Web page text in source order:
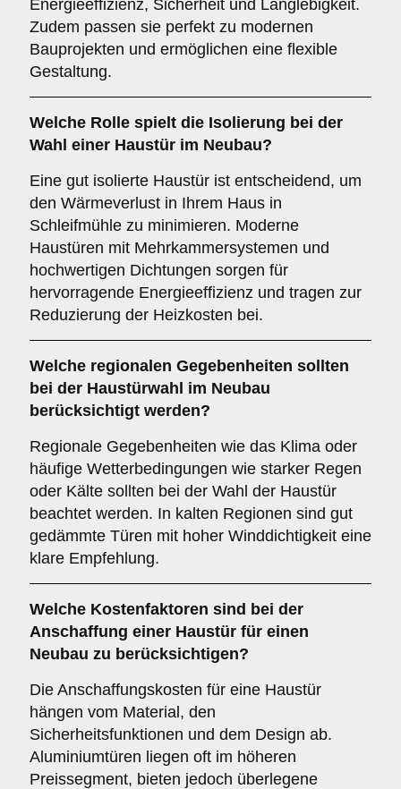
Energieeffizienz, Sicherheit und Langlebigkeit.
Zudem passen sie perfekt zu modernen
Bauprojekten und ermöglichen eine flexible
Gestaltung.
Welche Rolle spielt die Isolierung bei der
Wahl einer Haustür im Neubau?
Eine gut isolierte Haustür ist entscheidend, um
den Wärmeverlust in Ihrem Haus in
Schleifmühle zu minimieren. Moderne
Haustüren mit Mehrkammersystemen und
hochwertigen Dichtungen sorgen für
hervorragende Energieeffizienz und tragen zur
Reduzierung der Heizkosten bei.
Welche regionalen Gegebenheiten sollten
bei der Haustürwahl im Neubau
berücksichtigt werden?
Regionale Gegebenheiten wie das Klima oder
häufige Wetterbedingungen wie starker Regen
oder Kälte sollten bei der Wahl der Haustür
beachtet werden. In kalten Regionen sind gut
gedämmte Türen mit hoher Winddichtigkeit eine
klare Empfehlung.
Welche Kostenfaktoren sind bei der
Anschaffung einer Haustür für einen
Neubau zu berücksichtigen?
Die Anschaffungskosten für eine Haustür
hängen vom Material, den
Sicherheitsfunktionen und dem Design ab.
Aluminiumtüren liegen oft im höheren
Preissegment, bieten jedoch überlegene